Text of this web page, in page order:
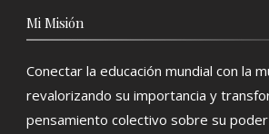
Mi Misión
Conectar la educación mundial con la
revalorizando su importancia y
pensamiento colectivo sobre su poder